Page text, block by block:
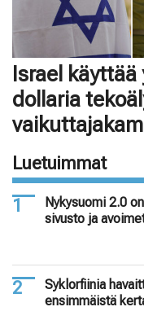
Israel
dollaria
Luetuimmat
Nykysuomi 2.0
sivusto ja
Syklorfiinia
ensimmäistä